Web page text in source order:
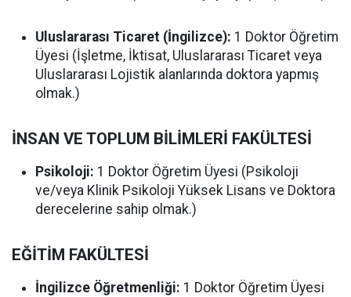
Uluslararası Ticaret (İngilizce): 1 Doktor Öğretim
Üyesi (İşletme, İktisat, Uluslararası Ticaret veya
Uluslararası Lojistik alanlarında doktora yapmış
olmak.)
İNSAN VE TOPLUM BİLİMLERİ FAKÜLTESİ
Psikoloji: 1 Doktor Öğretim Üyesi (Psikoloji
ve/veya Klinik Psikoloji Yüksek Lisans ve Doktora
derecelerine sahip olmak.)
EĞİTİM FAKÜLTESİ
İngilizce Öğretmenliği: 1 Doktor Öğretim Üyesi